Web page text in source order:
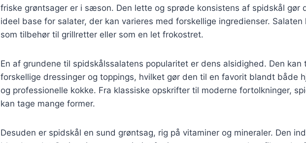
friske grøntsager er i sæson. Den lette og sprøde konsistens af spidskål gør
ideel base for salater, der kan varieres med forskellige ingredienser. Salaten
som tilbehør til grillretter eller som en let frokostret.
En af grundene til spidskålssalatens popularitet er dens alsidighed. Den kan
forskellige dressinger og toppings, hvilket gør den til en favorit blandt både
og professionelle kokke. Fra klassiske opskrifter til moderne fortolkninger,
kan tage mange former.
Desuden er spidskål en sund grøntsag, rig på vitaminer og mineraler. Den